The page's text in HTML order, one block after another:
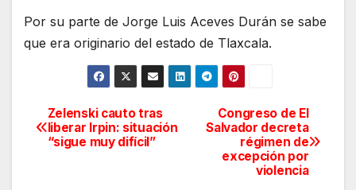
Por su parte de Jorge Luis Aceves Durán se sabe
que era originario del estado de Tlaxcala.
Navegación
de
Congreso de El
Salvador decreta
régimen de
excepción por
violencia
Zelenski cauto tras
liberar Irpin: situación
“sigue muy difícil”